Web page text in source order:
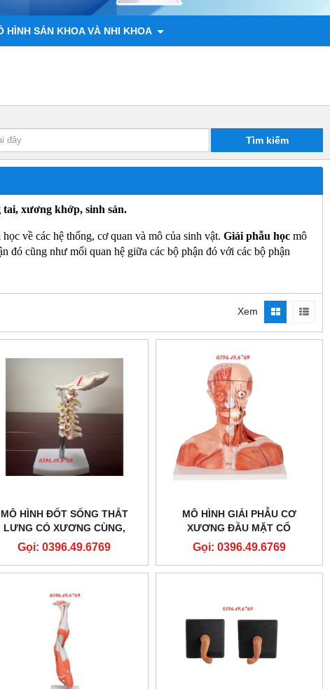
HÌNH SẢN KHOA VÀ NHI KHOA
Tìm kiếm
xương khớp, sinh sản.
về các hệ thống, cơ quan và mô của sinh vật. Giải phẫu học mô
đó cũng như mối quan hệ giữa các bộ phận đó với các bộ phận
Xem
MÔ HÌNH ĐỐT SỐNG THẮT
LƯNG CÓ XƯƠNG CÙNG,
XƯƠNG CÙNG, VÀ THOÁT VỊ
Gọi: 0396.49.6769
MÔ HÌNH GIẢI PHẪU CƠ
XƯƠNG ĐẦU MẶT CỔ
Gọi: 0396.49.6769